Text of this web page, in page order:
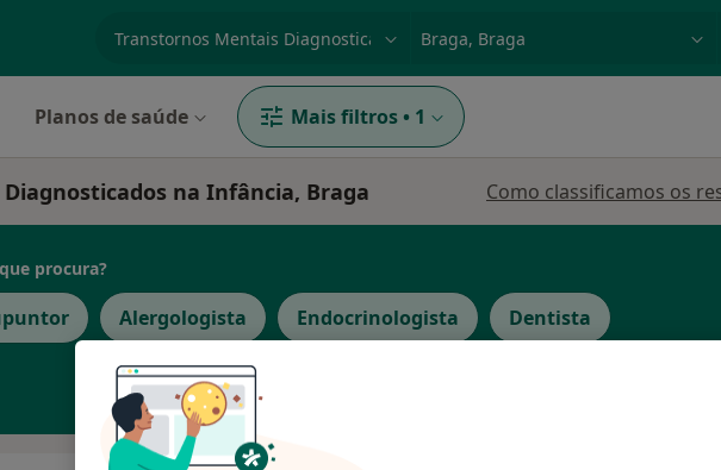
Planos de saúde Mais filtros • 1
na Infância, Braga Como classificamos os
procura?
Alergologista Endocrinologista Dentista